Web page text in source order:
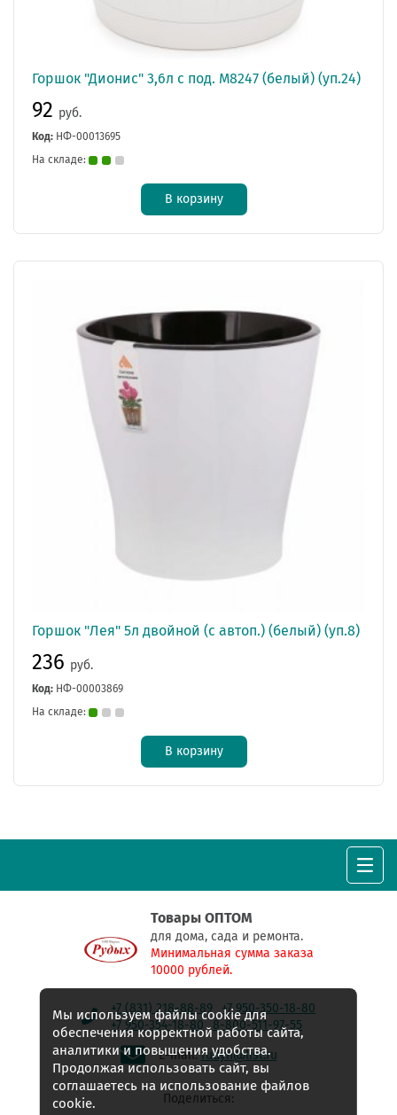
Горшок "Дионис" 3,6л с под. М8247 (белый) (уп.24)
92 руб.
Код: НФ-00013695
На складе:
В корзину
Горшок "Лея" 5л двойной (с автоп.) (белый) (уп.8)
236 руб.
Код: НФ-00003869
На складе:
В корзину
Товары ОПТОМ
для дома, сада и ремонта.
Минимальная сумма заказа
10000 рублей.
+7 (831) 218-88-89
+7 950-350-18-80
+7 950-354-18-80
8-800-511-97-55
E-mail:rudyh@list.ru
Поделиться:
Мы используем файлы cookie для
обеспечения корректной работы сайта,
аналитики и повышения удобства.
Продолжая использовать сайт, вы
соглашаетесь на использование файлов
cookie.